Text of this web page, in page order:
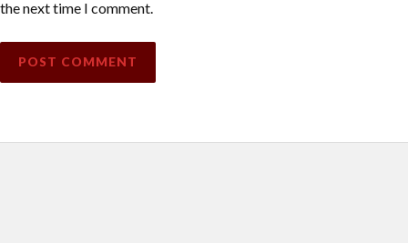
the next time I comment.